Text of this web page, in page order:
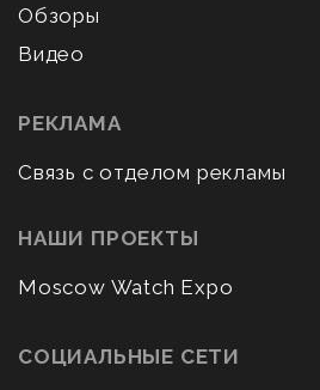
Обзоры
Видео
РЕКЛАМА
Связь с отделом рекламы
НАШИ ПРОЕКТЫ
Moscow Watch Expo
СОЦИАЛЬНЫЕ СЕТИ